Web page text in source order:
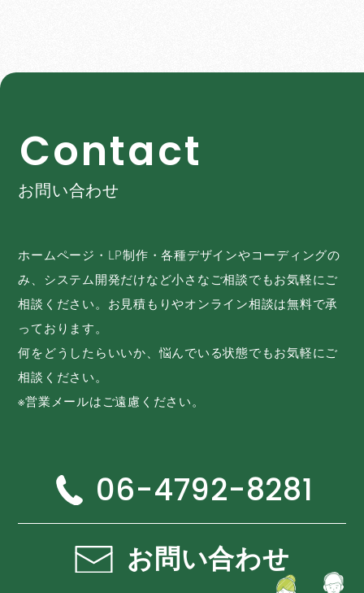
Contact
お問い合わせ
ホームページ・LP制作・各種デザインやコーディングの
み、システム開発だけなど小さなご相談でもお気軽にご
相談ください。お見積もりやオンライン相談は無料で承
っております。
何をどうしたらいいか、悩んでいる状態でもお気軽にご
相談ください。
※営業メールはご遠慮ください。
06-4792-8281
お問い合わせ